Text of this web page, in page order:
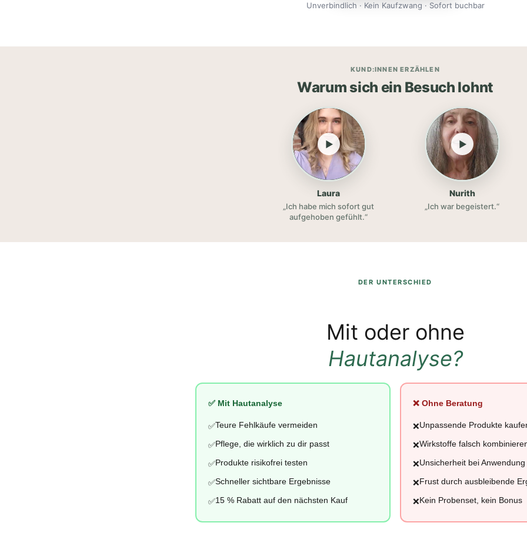
Unverbindlich · Kein Kaufzwang · Sofort buchbar
KUND:INNEN ERZÄHLEN
Warum sich ein Besuch lohnt
▶
Laura
„Ich habe mich sofort gut
aufgehoben gefühlt.“
▶
Nurith
„Ich war begeistert.“
DER UNTERSCHIED
Mit oder ohne
Hautanalyse?
✅ Mit Hautanalyse
✅Teure Fehlkäufe vermeiden
✅Pflege, die wirklich zu dir passt
✅Produkte risikofrei testen
✅Schneller sichtbare Ergebnisse
✅15 % Rabatt auf den nächsten Kauf
❌ Ohne Beratung
❌Unpassende Produkte
❌Wirkstoffe falsch
❌Unsicherheit bei Anwendung
❌Frust durch ausbleibende
❌Kein Probenset, kein Bonus